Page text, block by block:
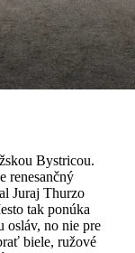
Bystricou.
renesančný
Juraj Thurzo
tak ponúka
osláv, no nie pre
biele, ružové